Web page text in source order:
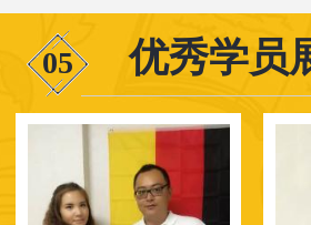
知识的认证
05 优秀学员